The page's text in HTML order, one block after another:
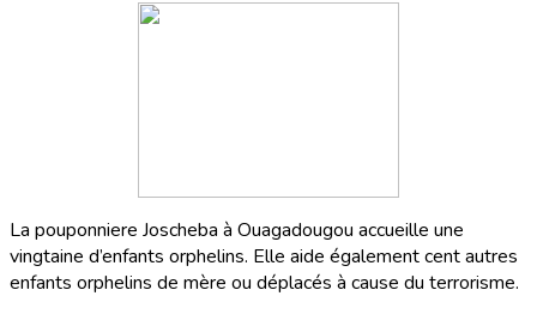
La pouponniere Joscheba à Ouagadougou accueille une
vingtaine d’enfants orphelins. Elle aide également cent autres
enfants orphelins de mère ou déplacés à cause du terrorisme.